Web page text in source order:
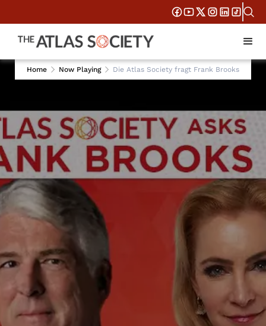
Home Now Playing Die Atlas Society fragt Frank Brooks